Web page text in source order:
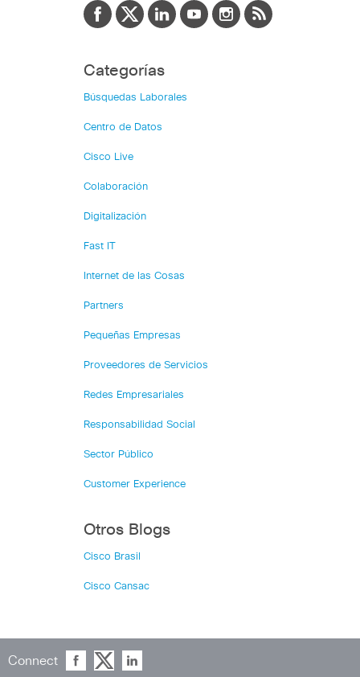
Categorías
Búsquedas Laborales
Centro de Datos
Cisco Live
Colaboración
Digitalización
Fast IT
Internet de las Cosas
Partners
Pequeñas Empresas
Proveedores de Servicios
Redes Empresariales
Responsabilidad Social
Sector Público
Customer Experience
Otros Blogs
Cisco Brasil
Cisco Cansac
Connect